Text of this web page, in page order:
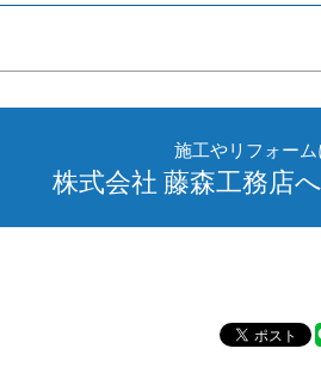
施工やリフォー
株式会社 藤森工務店